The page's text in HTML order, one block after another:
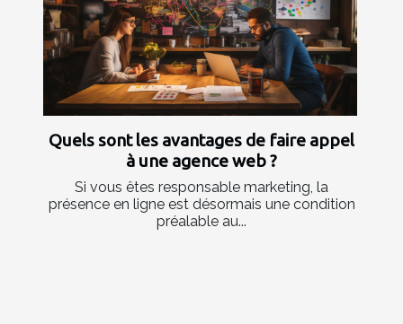
Quels sont les avantages de faire appel
à une agence web ?
Si vous êtes responsable marketing, la
présence en ligne est désormais une condition
préalable au...